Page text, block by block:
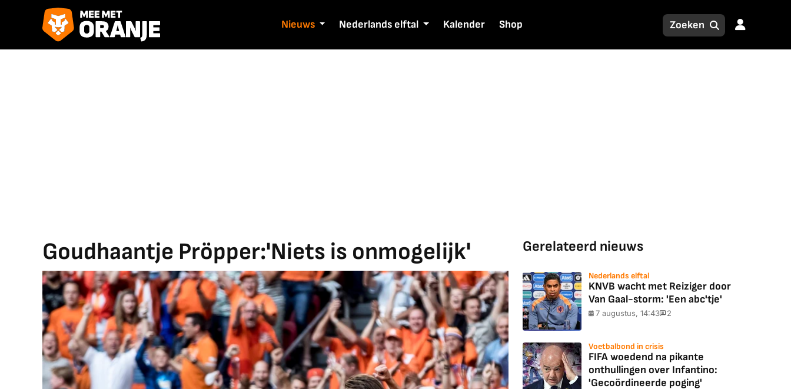
Nieuws Nederlands elftal Kalender Shop
Goudhaantje Pröpper:'Niets is onmogelijk' Gerelateerd nieuws
Nederlands elftal
KNVB wacht met Reiziger door
Van Gaal-storm: 'Een abc'tje'
7 augustus, 14:43 2
Voetbalbond in crisis
FIFA woedend na pikante
onthullingen over Infantino:
'Gecoördineerde poging'